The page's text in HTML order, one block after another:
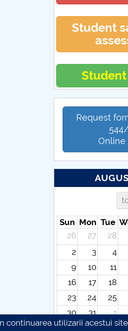
Student
Request
Online
Sun Mon Tue
26
27 28
2
3 4
9
10 11
16
17 18
23
24 25
30
31 1
continuarea utilizarii acestui